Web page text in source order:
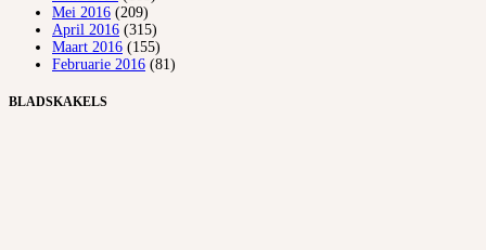
Mei 2016 (209)
April 2016 (315)
Maart 2016 (155)
Februarie 2016 (81)
BLADSKAKELS